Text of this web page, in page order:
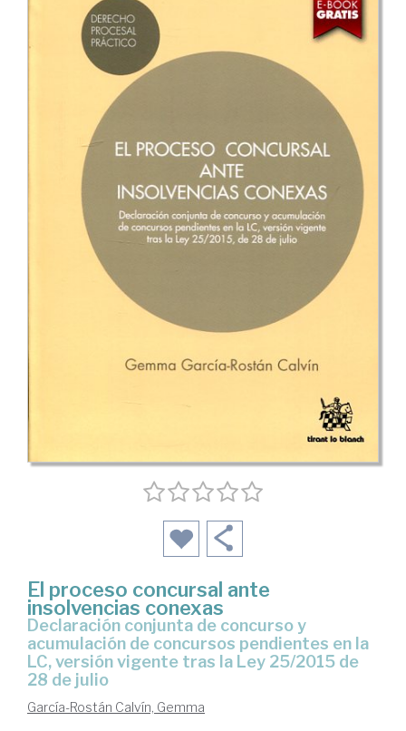
El proceso concursal ante
insolvencias conexas
declaración conjunta de concurso y
acumulación de concursos pendientes en la
LC, versión vigente tras la Ley 25/2015 de
28 de julio
García-Rostán Calvín, Gemma